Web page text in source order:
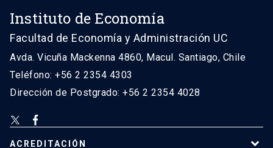
Instituto de Economía
Facultad de Economía y Administración UC
Avda. Vicuña Mackenna 4860, Macul. Santiago, Chile
Teléfono: +56 2 2354 4303
Dirección de Postgrado: +56 2 2354 4028
ACREDITACIÓN